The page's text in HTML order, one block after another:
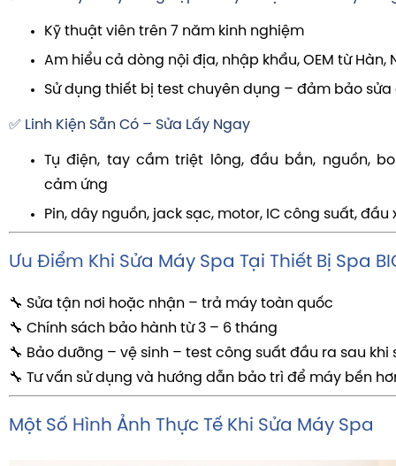
Kỹ thuật viên trên 7 năm kinh nghiệm
Am hiểu cả dòng nội địa, nhập khẩu, OEM từ Hàn,
Sử dụng thiết bị test chuyên dụng – đảm bảo
✅ Linh Kiện Sẵn Có – Sửa Lấy Ngay
Tụ điện, tay cầm triệt lông, đầu bắn, nguồn,
cảm ứng
Pin, dây nguồn, jack sạc, motor, IC công suất, đầu
Ưu Điểm Khi Sửa Máy Spa Tại Thiết Bị Spa
🔧 Sửa tận nơi hoặc nhận – trả máy toàn quốc
🔧 Chính sách bảo hành từ 3 – 6 tháng
🔧 Bảo dưỡng – vệ sinh – test công suất đầu ra sau khi
🔧 Tư vấn sử dụng và hướng dẫn bảo trì để máy bền
Một Số Hình Ảnh Thực Tế Khi Sửa Máy Spa